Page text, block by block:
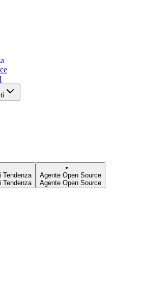
Tendenza
Tendenza
Agente Open Source
Agente Open Source